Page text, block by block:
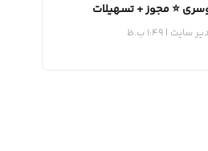
⭐️ مجوز + تسهیلات
سایت 1:49 ب.ظ